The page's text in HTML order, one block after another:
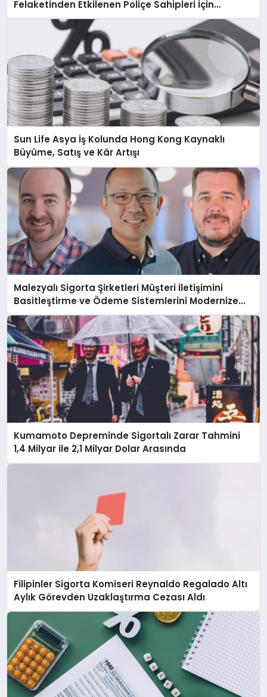
Felaketinden Etkilenen Poliçe Sahipleri İçin
Hızlandırılmış Hasar Süreci Başlattı
Sun Life Asya İş Kolunda Hong Kong Kaynaklı
Büyüme, Satış ve Kâr Artışı
Malezyalı Sigorta Şirketleri Müşteri İletişimini
Basitleştirme ve Ödeme Sistemlerini Modernize
Etme Baskısı Altında
Kumamoto Depreminde Sigortalı Zarar Tahmini
1,4 Milyar ile 2,1 Milyar Dolar Arasında
Filipinler Sigorta Komiseri Reynaldo Regalado Altı
Aylık Görevden Uzaklaştırma Cezası Aldı